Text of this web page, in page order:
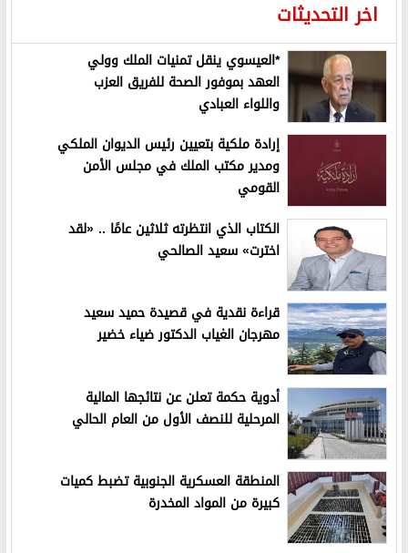
اخر التحديثات
*العيسوي ينقل تمنيات الملك وولي
العهد بموفور الصحة للفريق العزب
واللواء العبادي
إرادة ملكية بتعيين رئيس الديوان الملكي
ومدير مكتب الملك في مجلس الأمن
القومي
الكتاب الذي انتظرته ثلاثين عامًا .. «لقد
اخترت» سعيد الصالحي
قراءة نقدية في قصيدة حميد سعيد
مهرجان الغياب الدكتور ضياء خضير
أدوية حكمة تعلن عن نتائجها المالية
المرحلية للنصف الأول من العام الحالي
المنطقة العسكرية الجنوبية تضبط كميات
كبيرة من المواد المخدرة